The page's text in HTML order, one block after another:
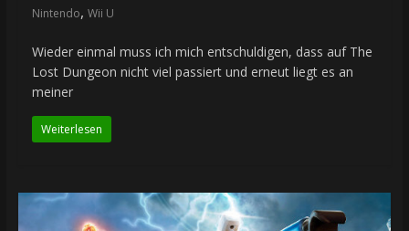
Nintendo, Wii U
Wieder einmal muss ich mich entschuldigen, dass auf The
Lost Dungeon nicht viel passiert und erneut liegt es an
meiner
Weiterlesen